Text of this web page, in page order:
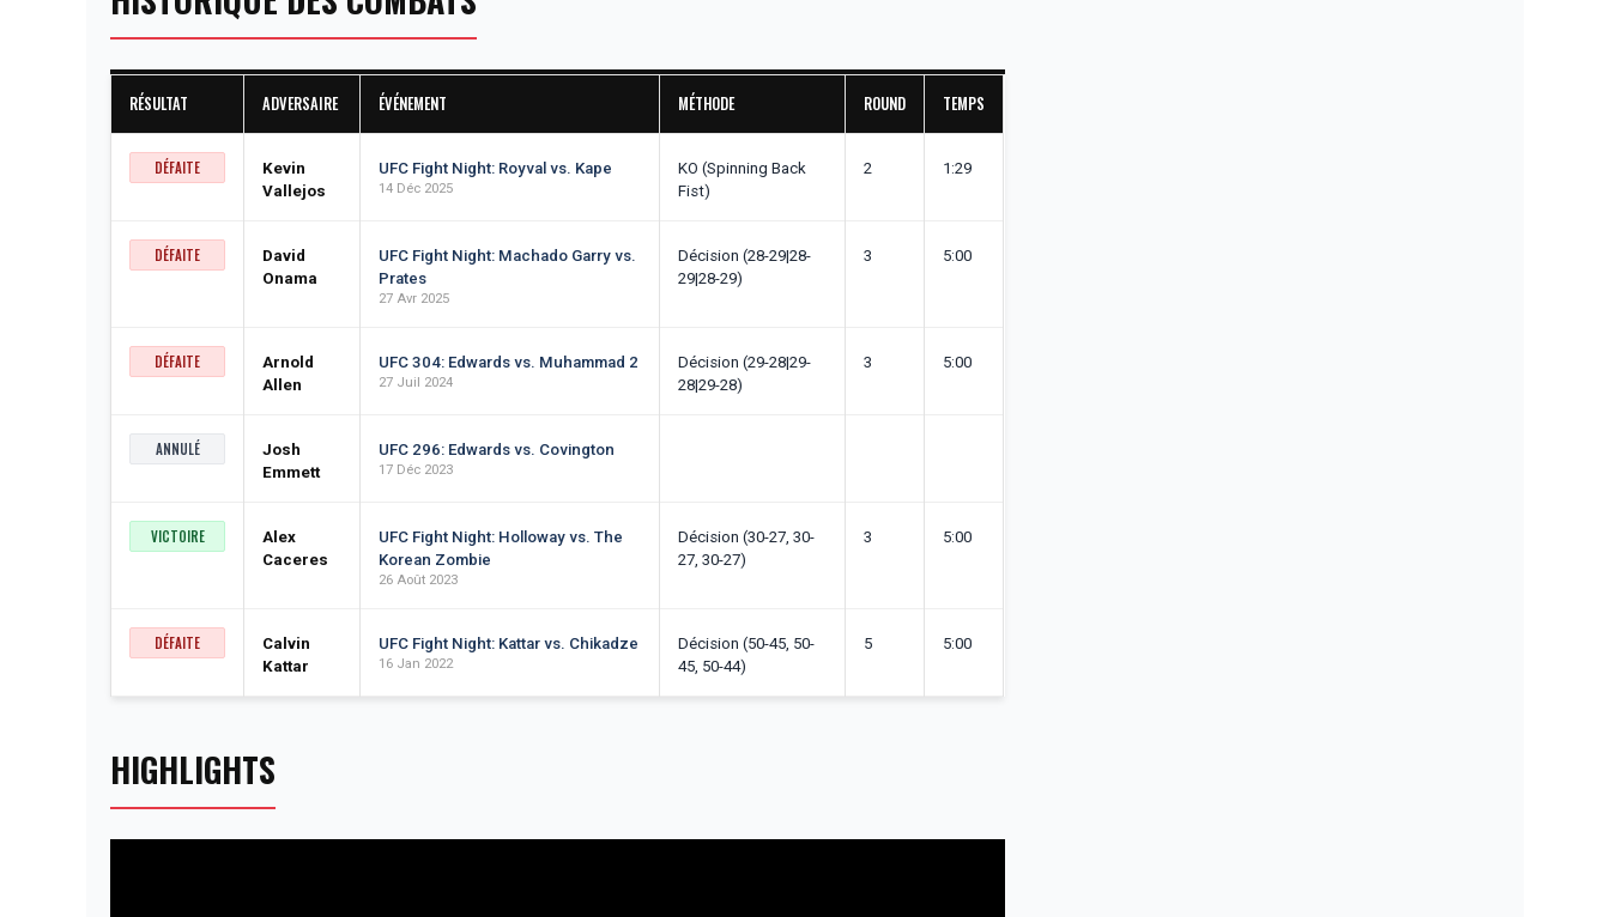
RÉSULTAT ADVERSAIRE ÉVÉNEMENT MÉTHODE ROUND TEMPS
DÉFAITE
Kevin
Vallejos
UFC Fight Night: Royval vs. Kape
14 Déc 2025
KO (Spinning Back
Fist)
2 1:29
DÉFAITE
David
Onama
UFC Fight Night: Machado Garry vs.
Prates
27 Avr 2025
Décision (28-29|28-
29|28-29)
3 5:00
DÉFAITE
Arnold
Allen
UFC 304: Edwards vs. Muhammad 2
27 Juil 2024
Décision (29-28|29-
28|29-28)
3 5:00
ANNULÉ
Josh
Emmett
UFC 296: Edwards vs. Covington
17 Déc 2023
VICTOIRE
Alex
Caceres
UFC Fight Night: Holloway vs. The
Korean Zombie
26 Août 2023
Décision (30-27, 30-
27, 30-27)
3 5:00
DÉFAITE
Calvin
Kattar
UFC Fight Night: Kattar vs. Chikadze
16 Jan 2022
Décision (50-45, 50-
45, 50-44)
5 5:00
HIGHLIGHTS